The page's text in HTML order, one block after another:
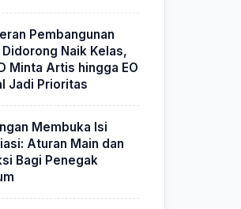
Pembangunan
Didorong Naik Kelas,
Minta Artis hingga EO
Jadi Prioritas
Membuka Isi
Aturan Main dan
Bagi Penegak